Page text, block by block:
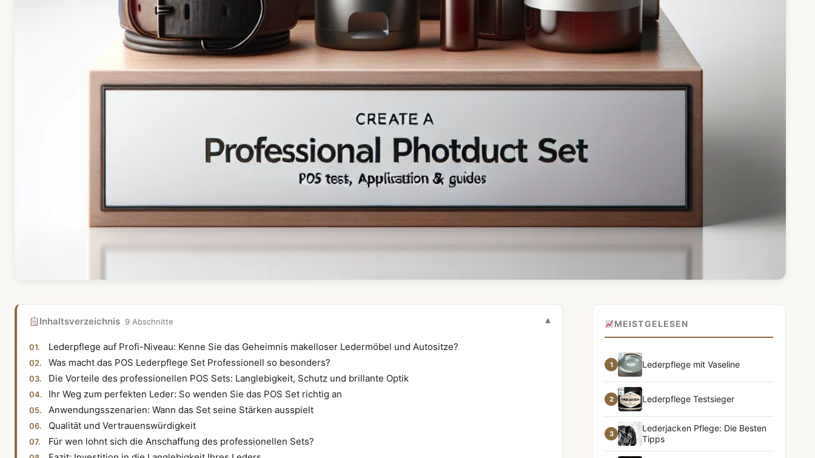
Inhaltsverzeichnis 9 Abschnitte
Lederpflege auf Profi-Niveau: Kenne Sie das Geheimnis makelloser Ledermöbel und Autositze?
Was macht das POS Lederpflege Set Professionell so besonders?
Die Vorteile des professionellen POS Sets: Langlebigkeit, Schutz und brillante Optik
Ihr Weg zum perfekten Leder: So wenden Sie das POS Set richtig an
Anwendungsszenarien: Wann das Set seine Stärken ausspielt
Qualität und Vertrauenswürdigkeit
Für wen lohnt sich die Anschaffung des professionellen Sets?
MEISTGELESEN
1 Lederpflege mit Vaseline
2 Lederpflege Testsieger
3
Lederjacken Pflege: Die Besten
Tipps